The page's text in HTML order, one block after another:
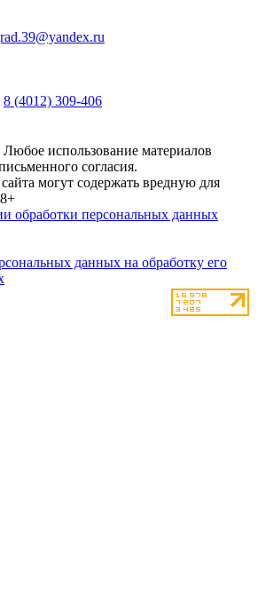
8 (4012) 309-406
использование материалов
согласия.
могут содержать вредную для
обработки персональных данных
данных на обработку его